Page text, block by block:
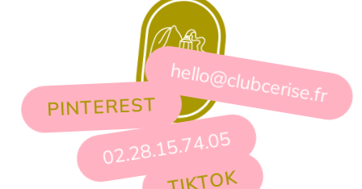
PINTEREST hello@clubcerise.fr